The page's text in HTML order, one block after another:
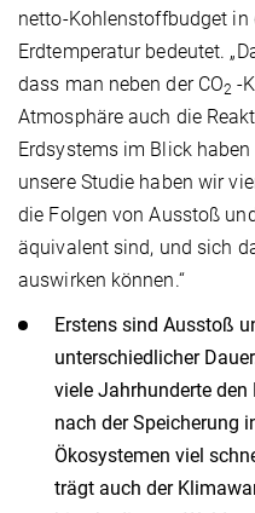
netto-Kohlenstoffbudget in
Erdtemperatur bedeutet.
dass man neben der CO2 -
Atmosphäre auch die
Erdsystems im Blick haben
unsere Studie haben wir
die Folgen von Ausstoß
äquivalent sind, und sich
auswirken können.“
Erstens sind Ausstoß
unterschiedlicher
viele Jahrhunderte
nach der Speicherung
Ökosystemen viel
trägt auch der